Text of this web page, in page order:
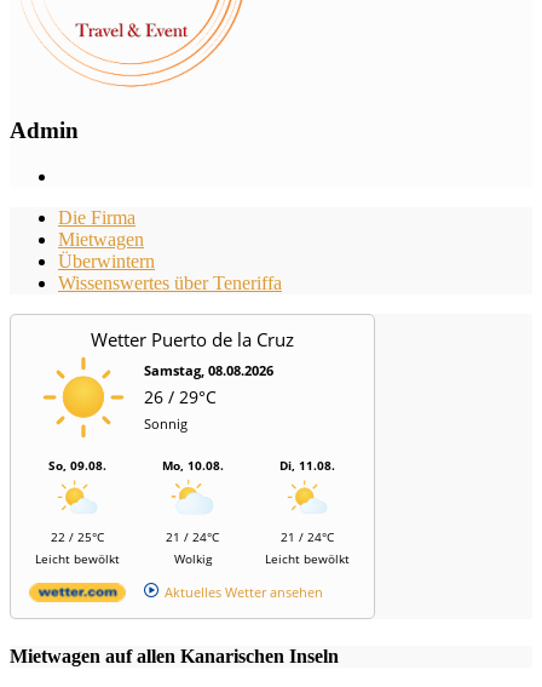
Admin
Die Firma
Mietwagen
Überwintern
Wissenswertes über Teneriffa
Wetter Puerto de la Cruz
Samstag, 08.08.2026
26 / 29°C
Sonnig
So, 09.08.
22 / 25°C
Leicht bewölkt
Mo, 10.08.
21 / 24°C
Wolkig
Di, 11.08.
21 / 24°C
Leicht bewölkt
Aktuelles Wetter ansehen
Mietwagen auf allen Kanarischen Inseln